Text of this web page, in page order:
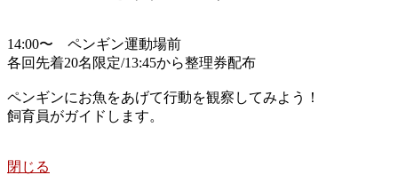
14:00〜 ペンギン運動場前
各回先着20名限定/13:45から整理券配布
ペンギンにお魚をあげて行動を観察してみよう！
飼育員がガイドします。
閉じる